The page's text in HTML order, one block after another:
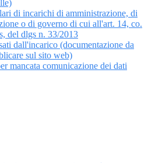
di incarichi di amministrazione, di
o di governo di cui all'art. 14, co.
del dlgs n. 33/2013
dall'incarico (documentazione da
sul sito web)
mancata comunicazione dei dati